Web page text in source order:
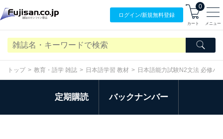
ログイン/新規無料登録
0
カート メニュー
トップ 教育・語学 雑誌 日本語学習 教材 日本語能力試験N2文法 必修パ
定期購読 バックナンバー